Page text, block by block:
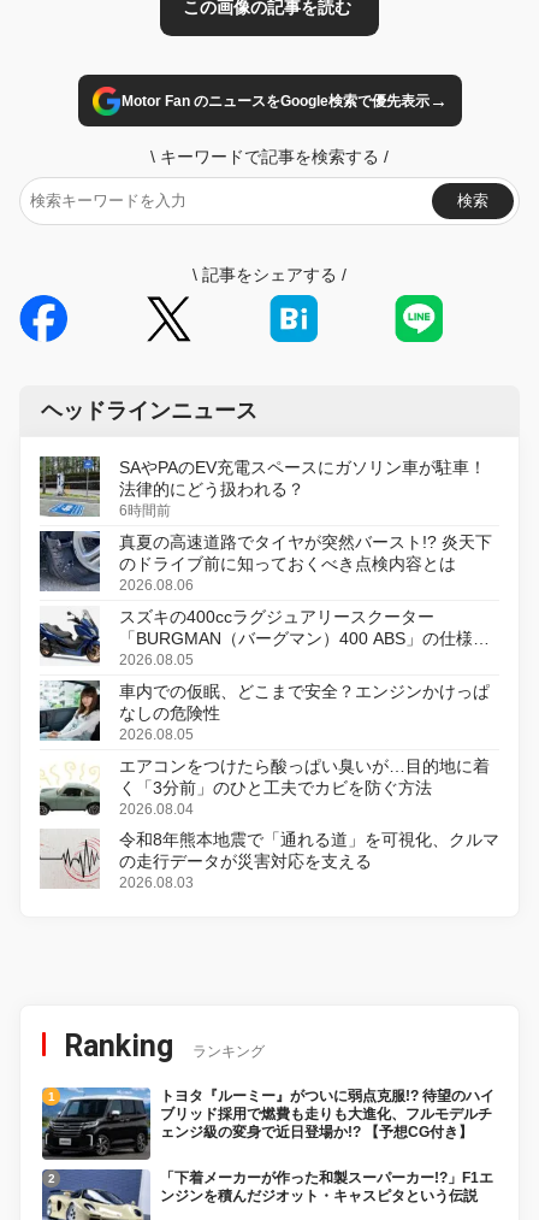
Motor Fan のニュースをGoogle検索で優先表示→
\ キーワードで記事を検索する /
検索
\ 記事をシェアする /
ヘッドラインニュース
SAやPAのEV充電スペースにガソリン車が駐車！
法律的にどう扱われる？
6時間前
真夏の高速道路でタイヤが突然バースト!? 炎天下
のドライブ前に知っておくべき点検内容とは
2026.08.06
スズキの400ccラグジュアリースクーター
「BURGMAN（バーグマン）400 ABS」の仕様を
変更し、8月18日に発売
2026.08.05
車内での仮眠、どこまで安全？エンジンかけっぱ
なしの危険性
2026.08.05
エアコンをつけたら酸っぱい臭いが…目的地に着
く「3分前」のひと工夫でカビを防ぐ方法
2026.08.04
令和8年熊本地震で「通れる道」を可視化、クルマ
の走行データが災害対応を支える
2026.08.03
Ranking ランキング
トヨタ『ルーミー』がついに弱点克服!? 待望のハイ
ブリッド採用で燃費も走りも大進化、フルモデルチ
ェンジ級の変身で近日登場か!? 【予想CG付き】
「下着メーカーが作った和製スーパーカー!?」F1エ
ンジンを積んだジオット・キャスピタという伝説